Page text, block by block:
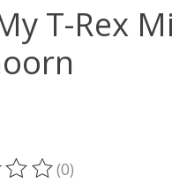
T-Rex
van dit product is
(0)